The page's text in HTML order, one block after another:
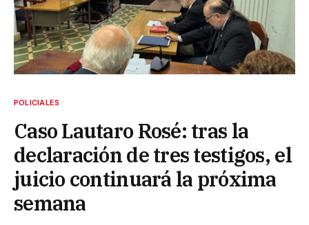
POLICIALES
Caso Lautaro Rosé: tras la
declaración de tres testigos, el
juicio continuará la próxima
semana